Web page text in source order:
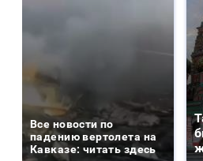
Все новости по
падению вертолета на
Кавказе: читать здесь